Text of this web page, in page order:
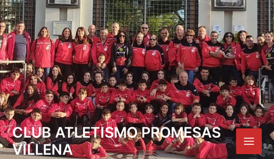
Ir
al
contenido
CLUB ATLETISMO PROMESAS
VILLENA
Main
Navegación
de
entradas